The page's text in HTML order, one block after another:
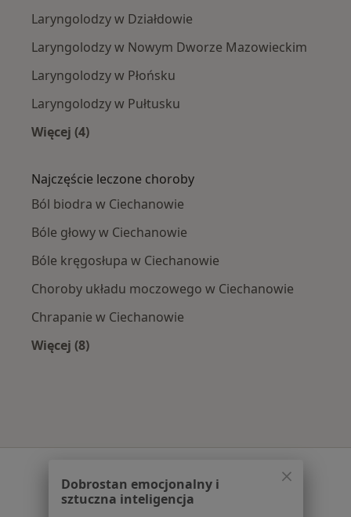
Laryngolodzy w Działdowie
Laryngolodzy w Nowym Dworze Mazowieckim
Laryngolodzy w Płońsku
Laryngolodzy w Pułtusku
Więcej (4)
Najczęście leczone choroby
Ból biodra w Ciechanowie
Bóle głowy w Ciechanowie
Bóle kręgosłupa w Ciechanowie
Choroby układu moczowego w Ciechanowie
Chrapanie w Ciechanowie
Więcej (8)
Regulamin
Dobrostan emocjonalny i
sztuczna inteligencja